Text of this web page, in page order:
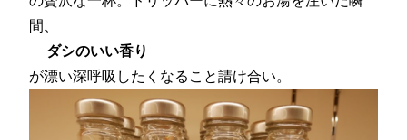
間、
ダシのいい香り
が漂い深呼吸したくなること請け合い。